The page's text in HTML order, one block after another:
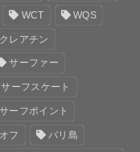
WCT WQS
クレアチン
サーファー
サーフスケート
サーフポイント
フ バリ島